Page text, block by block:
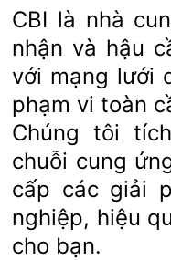
CBI là nhà
nhận và hậu
với mạng lưới
phạm vi toàn
Chúng tôi
chuỗi cung
cấp các giải
nghiệp, hiệu
cho bạn.